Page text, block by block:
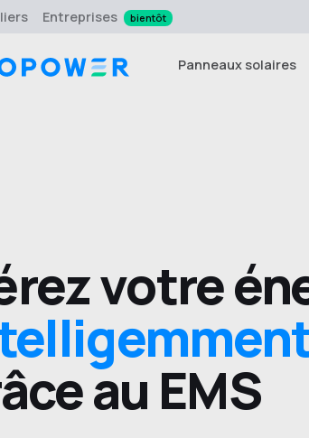
Entreprises bientôt
Panneaux solaires
votre
au EMS